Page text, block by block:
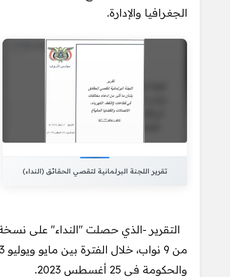
الجغرافيا والإدارة.
تقرير اللجنة البرلمانية لتقصي الحقائق (النداء)
التقرير -الذي حصلت "النداء" على
والحكومة في 25 أغسطس 2023.